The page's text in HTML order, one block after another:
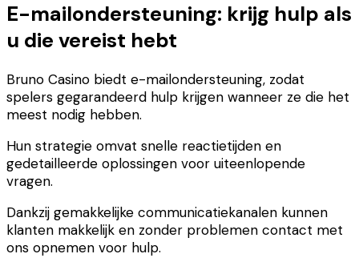
E-mailondersteuning: krijg hulp als
u die vereist hebt
Bruno Casino biedt e-mailondersteuning, zodat
spelers gegarandeerd hulp krijgen wanneer ze die het
meest nodig hebben.
Hun strategie omvat snelle reactietijden en
gedetailleerde oplossingen voor uiteenlopende
vragen.
Dankzij gemakkelijke communicatiekanalen kunnen
klanten makkelijk en zonder problemen contact met
ons opnemen voor hulp.